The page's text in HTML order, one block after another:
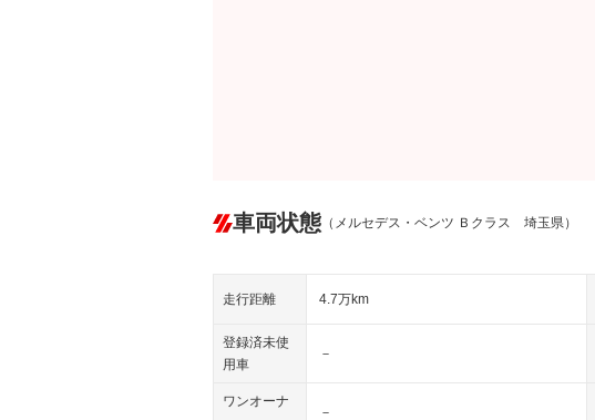
車両状態 （メルセデス・ベンツ Ｂクラス 埼玉県）
走行距離 4.7万km
登録済未使
用車
－
ワンオーナ
－